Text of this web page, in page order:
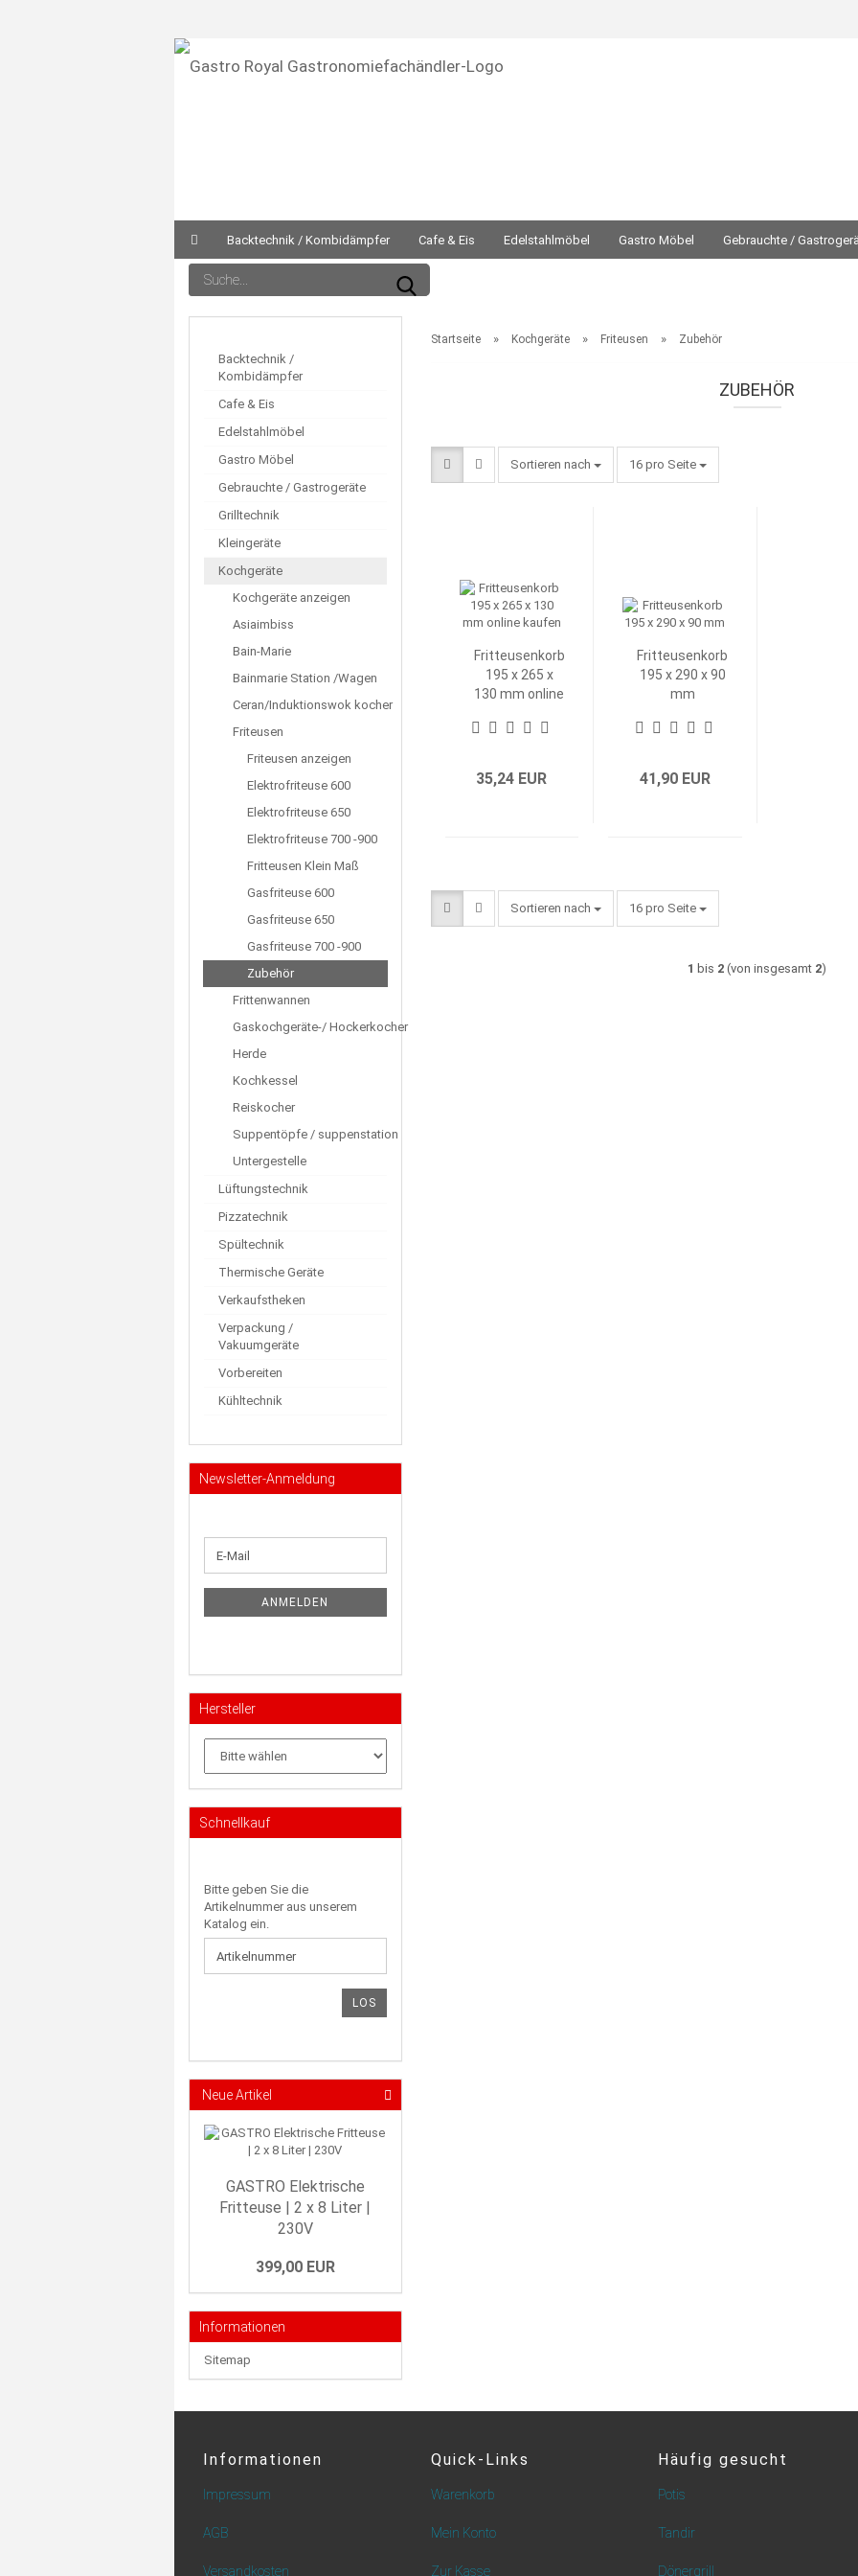
Suche...
Backtechnik / Kombidämpfer Cafe & Eis Edelstahlmöbel Gastro Möbel Gebrauchte /
Kochgeräte Pizzatechnik
Kühltechnik
Startseite » Kochgeräte » Friteusen » Zubehör
ZUBEHÖR
Sortieren nach
Sortieren nach 16 pro Seite
pro Seite
Fritteusenkorb
195 x 265 x
130 mm online
35,24 EUR
Fritteusenkorb
195 x 290 x 90
mm
41,90 EUR
Sortieren nach
Sortieren nach 16 pro Seite
pro Seite
1 bis 2 (von insgesamt 2)
Backtechnik /
Kombidämpfer
Cafe & Eis
Edelstahlmöbel
Gastro Möbel
Gebrauchte / Gastrogeräte
Grilltechnik
Kleingeräte
Kochgeräte
Kochgeräte anzeigen
Asiaimbiss
Bain-Marie
Bainmarie Station /Wagen
Ceran/Induktionswok kocher
Friteusen
Friteusen anzeigen
Elektrofriteuse 600
Elektrofriteuse 650
Elektrofriteuse 700 -900
Fritteusen Klein Maß
Gasfriteuse 600
Gasfriteuse 650
Gasfriteuse 700 -900
Zubehör
Frittenwannen
Gaskochgeräte-/ Hockerkocher
Herde
Kochkessel
Reiskocher
Suppentöpfe / suppenstation
Untergestelle
Lüftungstechnik
Pizzatechnik
Spültechnik
Thermische Geräte
Verkaufstheken
Verpackung /
Vakuumgeräte
Vorbereiten
Kühltechnik
Newsletter-Anmeldung
ZUR
ANMELDUNG
E-
Mail
ANMELDEN
Hersteller
Schnellkauf
BITTE
GEBEN
SIE
DIE
ARTIKELNUMMER
AUS
Bitte geben Sie die
Artikelnummer aus unserem
Katalog ein.
LOS
Neue Artikel
GASTRO Elektrische
Fritteuse | 2 x 8 Liter |
230V
399,00 EUR
Informationen
Sitemap
Informationen
Impressum
AGB
Versandkosten
Quick-Links
Warenkorb
Mein Konto
Zur Kasse
Häufig gesucht
Potis
Tandir
Dönergrill